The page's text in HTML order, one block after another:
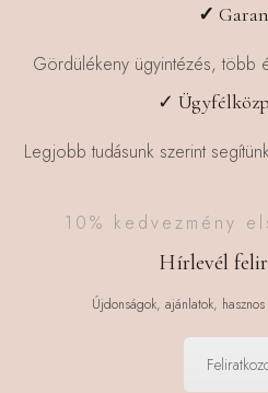
✓
Gördülékeny ügyintézés, több
✓
Legjobb tudásunk szerint
10% kedvezmény
Hírlevél
Újdonságok, ajánlatok,